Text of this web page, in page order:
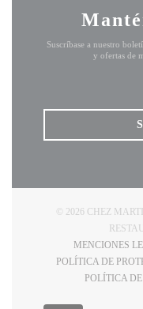
Suscríbase a nuestro
y ofertas de
© 2026 CHEZ
MENCIONES
POLÍTICA DE
POLÍTICA